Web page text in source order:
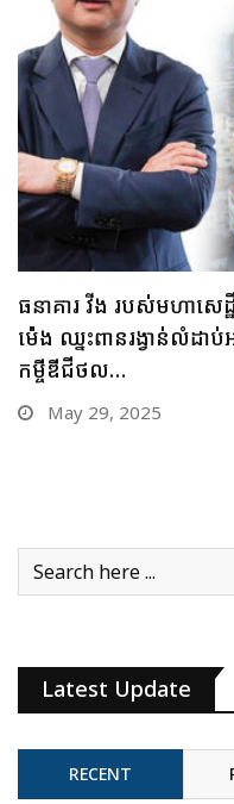
ធនាគារ ប្រៃសណីយ៍កម្ពុ
ចក្រថិក ចុះកិច្ចព្រមព្រៀងភា
May 28, 2025
Latest Update
RECENT